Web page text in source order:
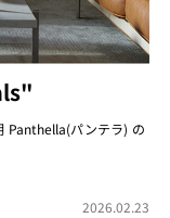
Panthella(パンテラ) の
2026.02.23